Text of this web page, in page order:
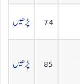
74 پڑھیں
85 پڑھیں